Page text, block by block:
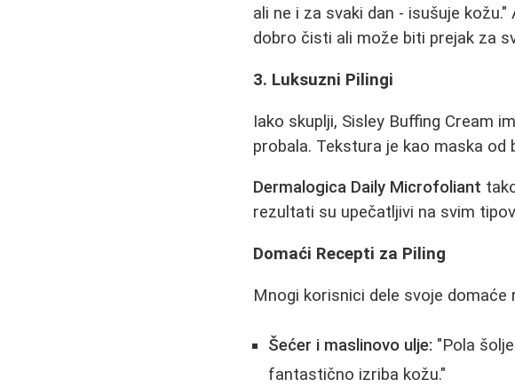
ali ne i za svaki dan - isušuje kožu."
dobro čisti ali može biti prejak za
3. Luksuzni Pilingi
Iako skuplji, Sisley Buffing Cream
probala. Tekstura je kao maska
Dermalogica Daily Microfoliant
rezultati su upečatljivi na svim
Domaći Recepti za Piling
Mnogi korisnici dele svoje domaće
Šećer i maslinovo ulje: "Pola
fantastično izriba kožu."